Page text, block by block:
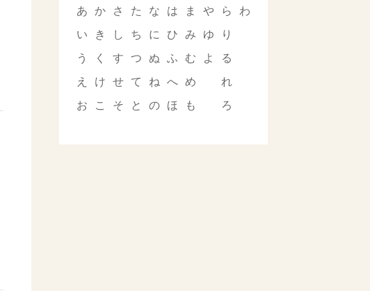
あ
い
う
え
お
か
き
く
け
こ
さ
し
す
せ
そ
た
ち
つ
て
と
な
に
ぬ
ね
の
は
ひ
ふ
へ
ほ
ま
み
む
め
も
や
ゆ
よ
ら
り
る
れ
ろ
わ